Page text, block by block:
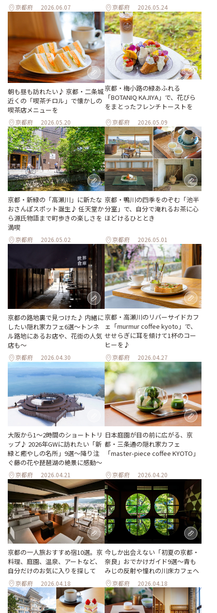
京都府 2026.06.07 京都府 2026.05.24
朝も昼も訪れたい♪ 京都・二条城
近くの「喫茶チロル」で懐かしの
喫茶店メニューを
京都府 2026.05.20
京都・梅小路の緑あふれる
「BOTANIQ KAJIYA」で、花びら
をまとったフレンチトーストを
京都府 2026.05.09
京都・新緑の「高瀬川」に新たな
おさんぽスポット誕生♪ 任天堂か
ら源氏物語まで町歩きの楽しさを
満喫
京都府 2026.05.02
京都・鴨川の四季をのぞむ「池半
分室」で、自分で淹れるお茶に心
ほどけるひととき
京都府 2026.05.01
京都の路地裏で見つけた♪ 内緒に
したい隠れ家カフェ6選～トンネ
ル路地にあるお店や、花街の人気
店も～
京都府 2026.04.30
京都・高瀬川のリバーサイドカフ
ェ「murmur coffee kyoto」で、
せせらぎに耳を傾けて1杯のコー
ヒーを♪
京都府 2026.04.27
大阪から1〜2時間のショートトリ
ップ♪ 2026年GWに訪れたい「新
緑と癒やしの名所」9選～降り注
ぐ藤の花や琵琶湖の絶景に感動～
京都府 2026.04.21
日本庭園が目の前に広がる、京
都・三条通の隠れ家カフェ
「master-piece coffee KYOTO」
京都府 2026.04.20
京都の一人旅おすすめ宿10選。京
料理、庭園、温泉、アートなど、
自分だけのお気に入りを探して
京都府 2026.04.18
今しか出会えない「初夏の京都・
奈良」おでかけガイド9選～青も
みじの反射や憧れの川床カフェへ
京都府 2026.04.18